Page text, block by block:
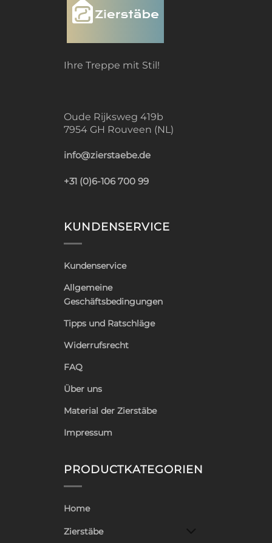
Ihre Treppe mit Stil!
Oude Rijksweg 419b
7954 GH Rouveen (NL)
info@zierstaebe.de
+31 (0)6-106 700 99
KUNDENSERVICE
Kundenservice
Allgemeine
Geschäftsbedingungen
Tipps und Ratschläge
Widerrufsrecht
FAQ
Über uns
Material der Zierstäbe
Impressum
PRODUCTKATEGORIEN
Home
Zierstäbe